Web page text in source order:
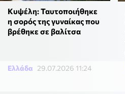
Κυψέλη: Ταυτοποιήθηκε
η σορός της γυναίκας που
βρέθηκε σε βαλίτσα
Ελλάδα 29.07.2026 11:24